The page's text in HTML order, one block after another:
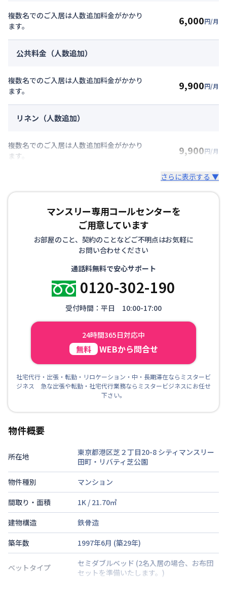
複数名でのご入居は人数追加料金がかかり
ます。
6,000円/月
公共料金（人数追加）
複数名でのご入居は人数追加料金がかかり
ます。
9,900円/月
リネン（人数追加）
複数名でのご入居は人数追加料金がかかり
ます。
9,900円/月
さらに表示する ▼
マンスリー専用コールセンターを
ご用意しています
お部屋のこと、契約のことなどご不明点はお気軽に
お問い合わせください
通話料無料で安心サポート
0120-302-190
受付時間：平日 10:00-17:00
24時間365日対応中
無料 WEBから問合せ
社宅代行・出張・転勤・リロケーション・中・長期滞在ならミスタービ
ジネス 急な出張や転勤・社宅代行業務ならミスタービジネスにお任せ
下さい。
物件概要
所在地 東京都港区芝２丁目20-8 シティマンスリー
田町・リバティ芝公園
物件種別
マンション
間取り・面積
1K / 21.70㎡
建物構造
鉄骨造
築年数
1997年6月 (築29年)
ベットタイプ セミダブルベッド (2名入居の場合、お布団
セットを準備いたします。)